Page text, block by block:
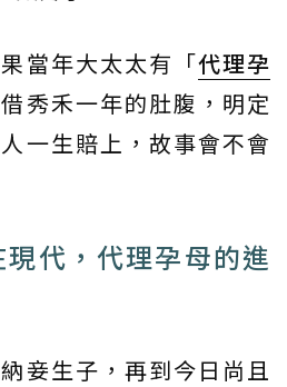
當年大太太有「代理孕
秀禾一年的肚腹，明定
一生賠上，故事會不會
代，代理孕母的進
妾生子，再到今日尚且